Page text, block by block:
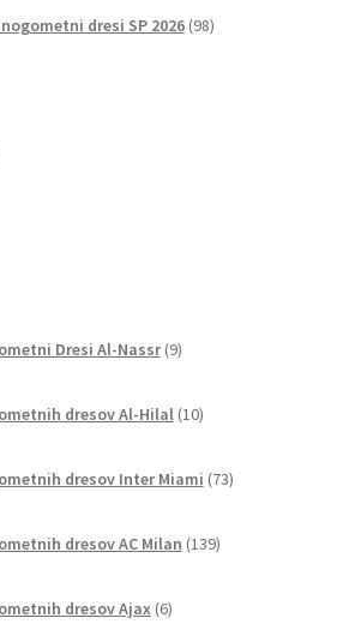
nogometni dresi SP 2026 98izdelkov
Dresi Al-Nassr 9izdelkov
dresov Al-Hilal 10izdelkov
dresov Inter Miami 73izdelkov
dresov AC Milan 139izdelkov
dresov Ajax 6izdelkov